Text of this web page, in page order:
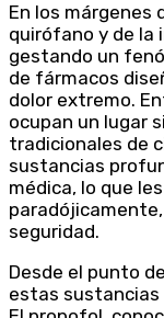
En los márgenes
quirófano y de la
gestando un
de fármacos
dolor extremo.
ocupan un lugar
tradicionales de
sustancias
médica, lo que
seguridad.
Desde el punto
estas sustancias